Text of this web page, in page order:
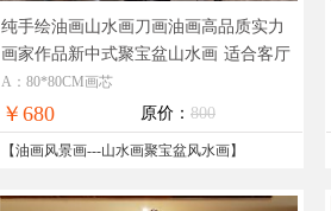
纯手绘油画山水画刀画油画高品质实力
画家作品新中式聚宝盆山水画 适合客厅
玄关的风水山水画油画
A：80*80CM画芯
￥680 原价： 800
【油画风景画---山水画聚宝盆风水画】